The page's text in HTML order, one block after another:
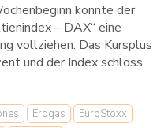
konnte der
– DAX“ eine
vollziehen. Das Kursplus
und der Index schloss
Erdgas
EuroStoxx